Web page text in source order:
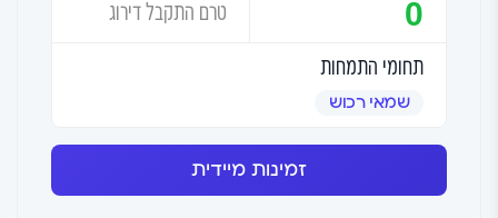
0
טרם התקבל דירוג
תחומי התמחות
שמאי רכוש
זמינות מיידית